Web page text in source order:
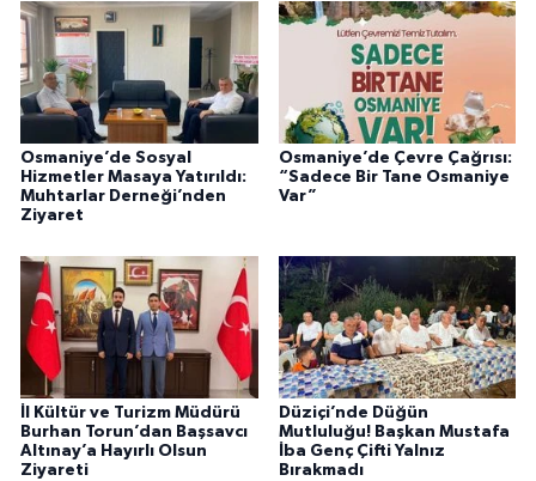
Osmaniye’de Sosyal
Hizmetler Masaya Yatırıldı:
Muhtarlar Derneği’nden
Ziyaret
Osmaniye’de Çevre Çağrısı:
“Sadece Bir Tane Osmaniye
Var”
İl Kültür ve Turizm Müdürü
Burhan Torun’dan Başsavcı
Altınay’a Hayırlı Olsun
Ziyareti
Düziçi’nde Düğün
Mutluluğu! Başkan Mustafa
İba Genç Çifti Yalnız
Bırakmadı